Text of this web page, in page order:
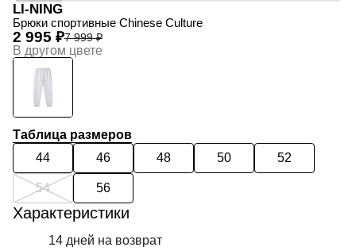
LI-NING
Брюки спортивные Chinese Culture
7 999 ₽
2 995 ₽
В другом цвете
Таблица размеров
44
46 48 50 52
54 56
Характеристики
14 дней на возврат